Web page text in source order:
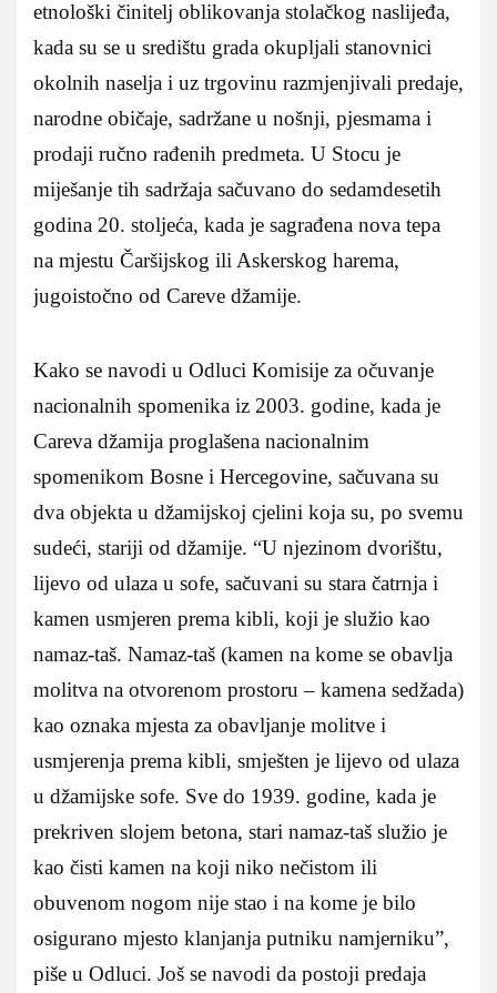
etnološki činitelj oblikovanja stolačkog naslijeđa,
kada su se u središtu grada okupljali stanovnici
okolnih naselja i uz trgovinu razmjenjivali predaje,
narodne običaje, sadržane u nošnji, pjesmama i
prodaji ručno rađenih predmeta. U Stocu je
miješanje tih sadržaja sačuvano do sedamdesetih
godina 20. stoljeća, kada je sagrađena nova tepa
na mjestu Čaršijskog ili Askerskog harema,
jugoistočno od Careve džamije.
Kako se navodi u Odluci Komisije za očuvanje
nacionalnih spomenika iz 2003. godine, kada je
Careva džamija proglašena nacionalnim
spomenikom Bosne i Hercegovine, sačuvana su
dva objekta u džamijskoj cjelini koja su, po svemu
sudeći, stariji od džamije. “U njezinom dvorištu,
lijevo od ulaza u sofe, sačuvani su stara čatrnja i
kamen usmjeren prema kibli, koji je služio kao
namaz-taš. Namaz-taš (kamen na kome se obavlja
molitva na otvorenom prostoru – kamena sedžada)
kao oznaka mjesta za obavljanje molitve i
usmjerenja prema kibli, smješten je lijevo od ulaza
u džamijske sofe. Sve do 1939. godine, kada je
prekriven slojem betona, stari namaz‑taš služio je
kao čisti kamen na koji niko nečistom ili
obuvenom nogom nije stao i na kome je bilo
osigurano mjesto klanjanja putniku namjerniku”,
piše u Odluci. Još se navodi da postoji predaja